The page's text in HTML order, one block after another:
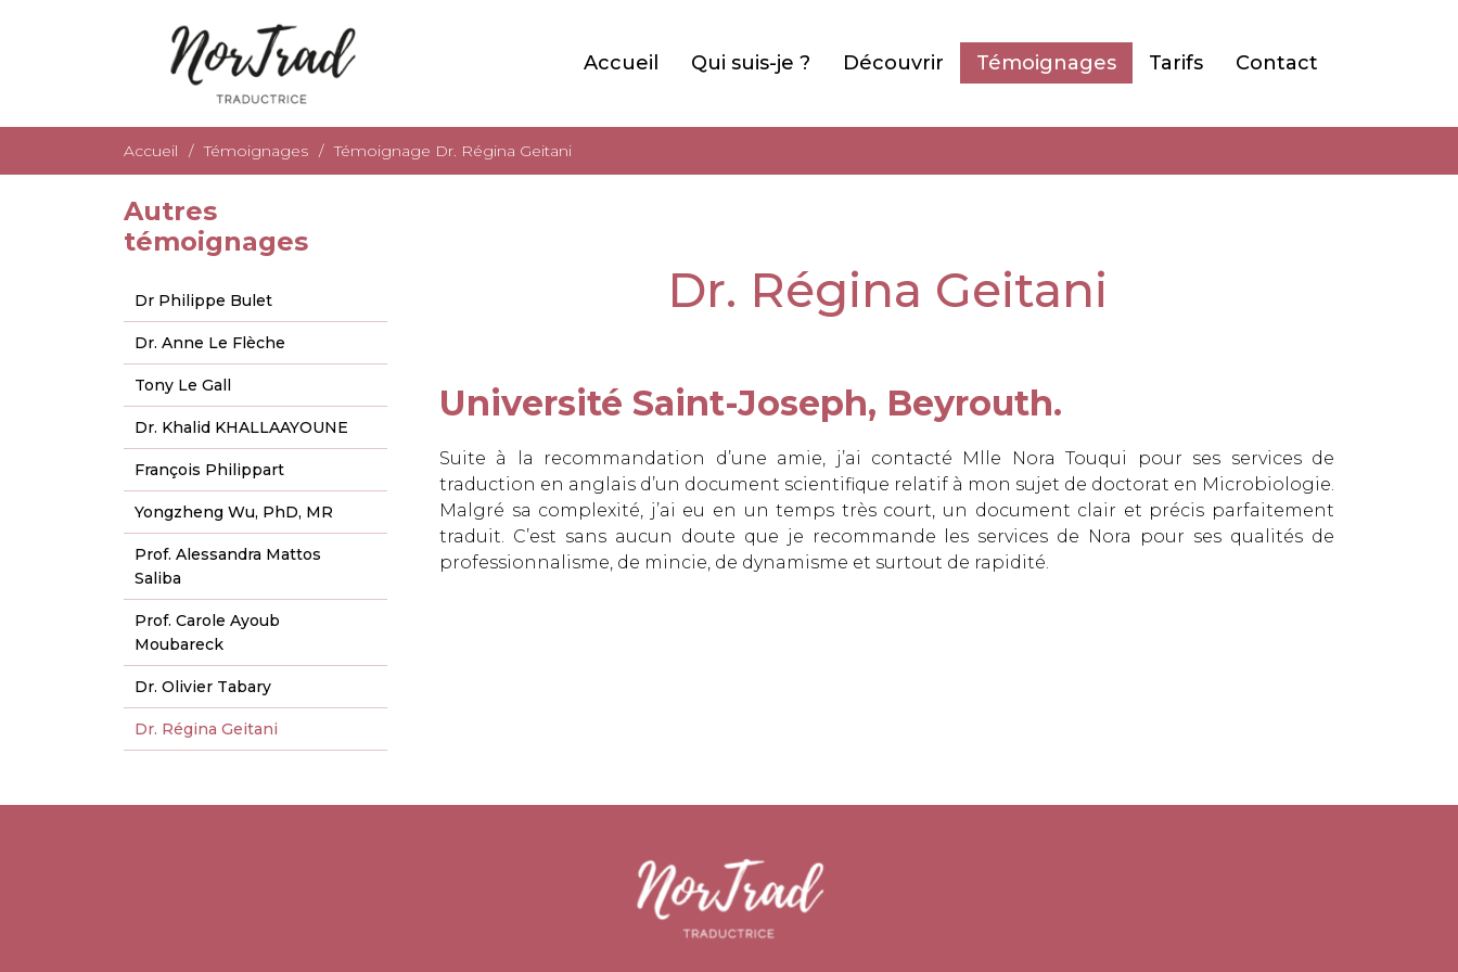
Accueil Qui suis-je ? Découvrir Témoignages Tarifs Contact
Accueil Témoignages Témoignage Dr. Régina Geitani
Dr. Régina Geitani
Université Saint-Joseph, Beyrouth.
Suite à la recommandation d’une amie, j’ai contacté Mlle Nora Touqui pour ses services de
traduction en anglais d’un document scientifique relatif à mon sujet de doctorat en Microbiologie.
Malgré sa complexité, j’ai eu en un temps très court, un document clair et précis parfaitement
traduit. C’est sans aucun doute que je recommande les services de Nora pour ses qualités de
professionnalisme, de mincie, de dynamisme et surtout de rapidité.
Autres
témoignages
Dr Philippe Bulet
Dr. Anne Le Flèche
Tony Le Gall
Dr. Khalid KHALLAAYOUNE
François Philippart
Yongzheng Wu, PhD, MR
Prof. Alessandra Mattos
Saliba
Prof. Carole Ayoub
Moubareck
Dr. Olivier Tabary
Dr. Régina Geitani